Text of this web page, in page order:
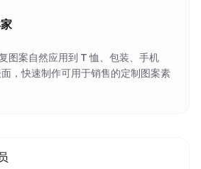
图案自然应用到 T 恤、包装、手机
，快速制作可用于销售的定制图案素